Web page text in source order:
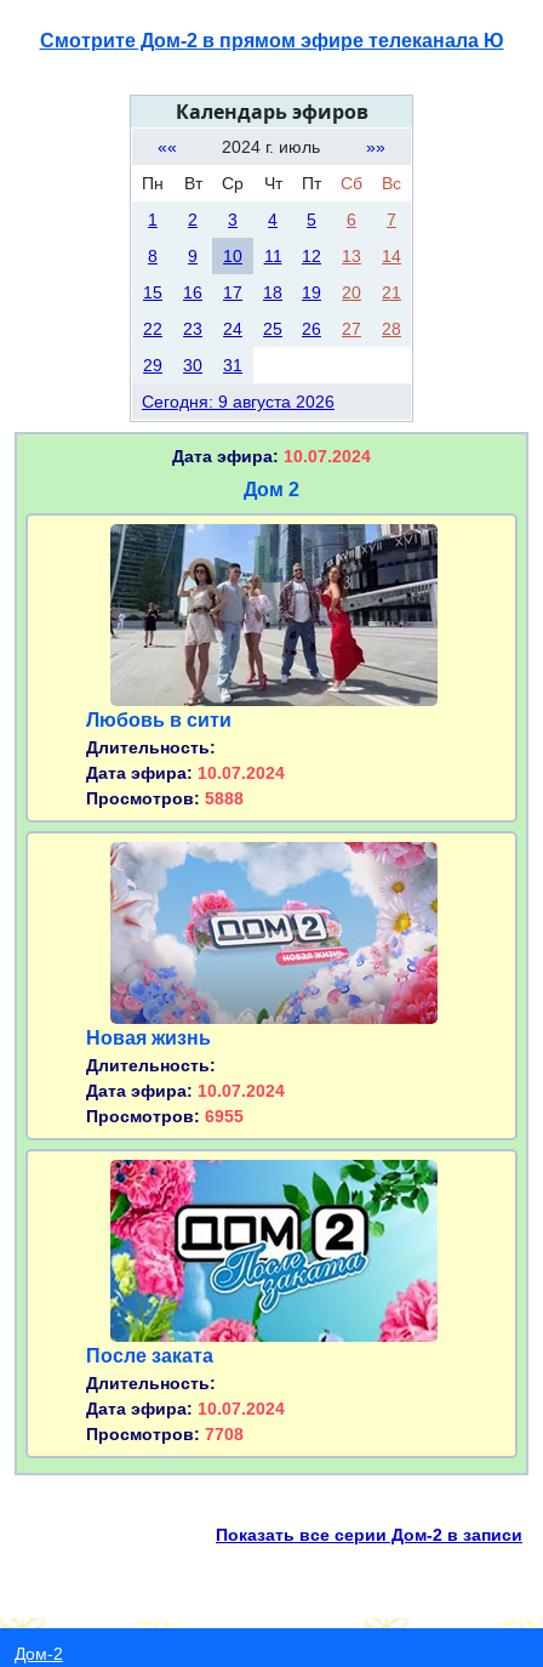
Смотрите Дом-2 в прямом эфире телеканала Ю
Календарь эфиров
«« 2024 г. июль
»»
Пн
Вт Ср Чт Пт Сб
Вс
1
2 3 4 5 6
7
8
9 10 11 12 13
14
15
16 17 18 19 20
21
22
23 24 25 26 27
28
29
30
31
Сегодня: 9 августа 2026
Дата эфира: 10.07.2024
Дом 2
Любовь в сити
Длительность:
Дата эфира: 10.07.2024
Просмотров: 5888
Новая жизнь
Длительность:
Дата эфира: 10.07.2024
Просмотров: 6955
После заката
Длительность:
Дата эфира: 10.07.2024
Просмотров: 7708
Показать все серии Дом-2 в записи
Дом-2